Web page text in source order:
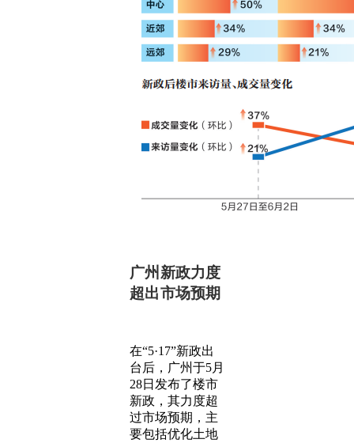
广州新政力度
超出市场预期
在“5·17”新政出
台后，广州于5月
28日发布了楼市
新政，其力度超
过市场预期，主
要包括优化土地